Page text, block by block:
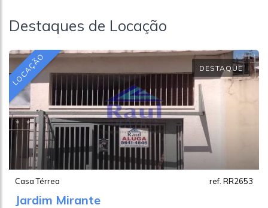
Destaques de Locação
LOCAÇÃO DESTAQUE
Casa Térrea ref. RR2653
Jardim Mirante